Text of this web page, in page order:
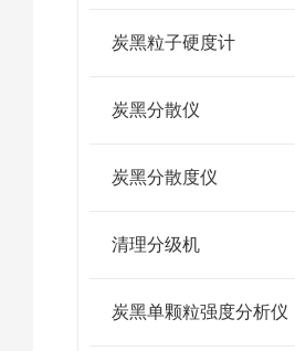
炭黑粒子硬度计
炭黑分散仪
炭黑分散度仪
清理分级机
炭黑单颗粒强度分析仪